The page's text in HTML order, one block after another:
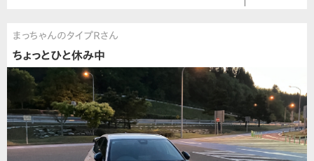
まっちゃんのタイプＲさん
ちょっとひと休み中